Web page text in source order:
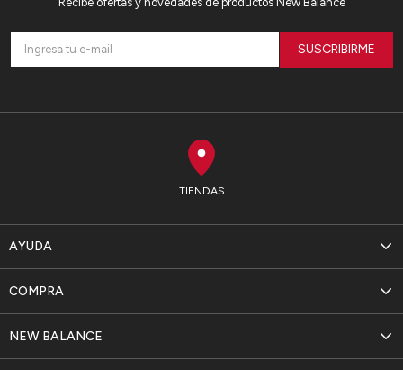
TIENDAS
AYUDA
NEW BALANCE
COMPRA
SUSCRIBIRME